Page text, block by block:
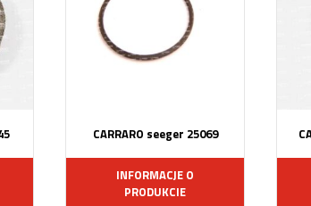
CARRARO seeger 25069
INFORMACJE O
PRODUKCIE